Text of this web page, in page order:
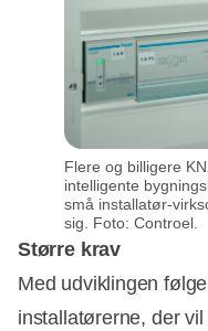
Flere og billigere
intelligente
små installatør-
sig. Foto: Controel.
Større krav
Med udviklingen
installatørerne, der